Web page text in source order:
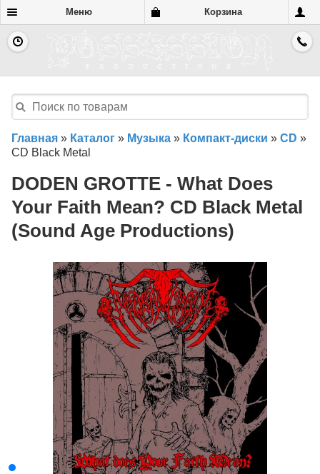
Меню Корзина
Главная » Каталог » Музыка » Компакт-диски » CD »
CD Black Metal
DODEN GROTTE - What Does
Your Faith Mean? CD Black Metal
(Sound Age Productions)